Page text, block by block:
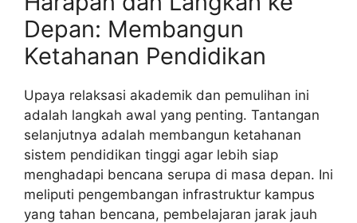
Depan: Membangun
Ketahanan Pendidikan
Upaya relaksasi akademik dan pemulihan ini
adalah langkah awal yang penting. Tantangan
selanjutnya adalah membangun ketahanan
sistem pendidikan tinggi agar lebih siap
menghadapi bencana serupa di masa depan. Ini
meliputi pengembangan infrastruktur kampus
yang tahan bencana, pembelajaran jarak jauh